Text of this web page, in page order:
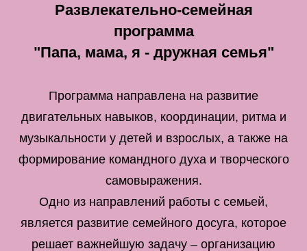
Развлекательно-семейная
программа
"Папа, мама, я - дружная семья"
Программа направлена на развитие
двигательных навыков, координации, ритма и
музыкальности у детей и взрослых, а также на
формирование командного духа и творческого
самовыражения.
Одно из направлений работы с семьей,
является развитие семейного досуга, которое
решает важнейшую задачу – организацию